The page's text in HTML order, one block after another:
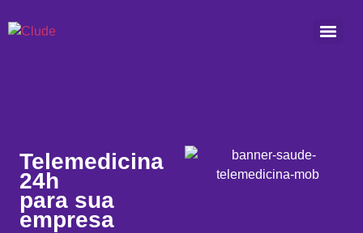
Telemedicina
24h
para sua
empresa